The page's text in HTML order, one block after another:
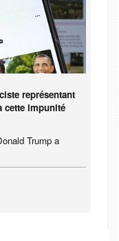
représentant
cette impunité
Trump a